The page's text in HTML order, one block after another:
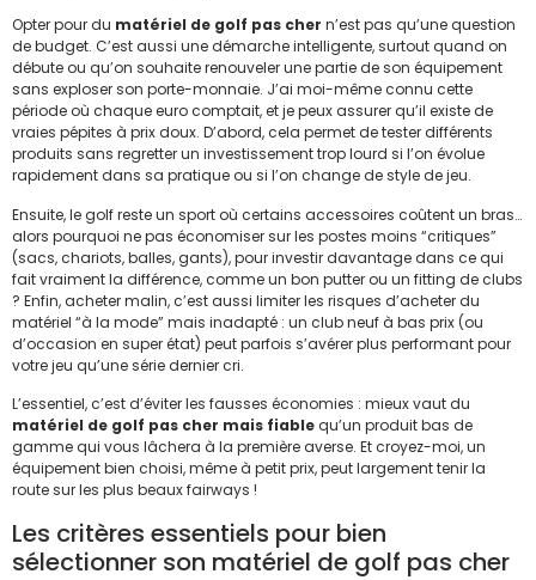
Opter pour du matériel de golf pas cher n’est pas qu’une question
de budget. C’est aussi une démarche intelligente, surtout quand on
débute ou qu’on souhaite renouveler une partie de son équipement
sans exploser son porte-monnaie. J’ai moi-même connu cette
période où chaque euro comptait, et je peux assurer qu’il existe de
vraies pépites à prix doux. D’abord, cela permet de tester différents
produits sans regretter un investissement trop lourd si l’on évolue
rapidement dans sa pratique ou si l’on change de style de jeu.
Ensuite, le golf reste un sport où certains accessoires coûtent un bras…
alors pourquoi ne pas économiser sur les postes moins “critiques”
(sacs, chariots, balles, gants), pour investir davantage dans ce qui
fait vraiment la différence, comme un bon putter ou un fitting de clubs
? Enfin, acheter malin, c’est aussi limiter les risques d’acheter du
matériel “à la mode” mais inadapté : un club neuf à bas prix (ou
d’occasion en super état) peut parfois s’avérer plus performant pour
votre jeu qu’une série dernier cri.
L’essentiel, c’est d’éviter les fausses économies : mieux vaut du
matériel de golf pas cher mais fiablequ’un produit bas de
gamme qui vous lâchera à la première averse. Et croyez-moi, un
équipement bien choisi, même à petit prix, peut largement tenir la
route sur les plus beaux fairways !
Les critères essentiels pour bien
sélectionner son matériel de golf pas cher